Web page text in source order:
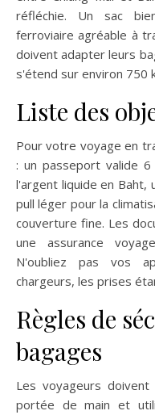
réfléchie. Un sac
ferroviaire agréable à
doivent adapter leurs
s'étend sur environ 750
Liste des
Pour votre voyage en
: un passeport valide
l'argent liquide en Baht,
pull léger pour la
couverture fine. Les
une assurance
N'oubliez pas vos
chargeurs, les prises
Règles de
bagages
Les voyageurs
portée de main et